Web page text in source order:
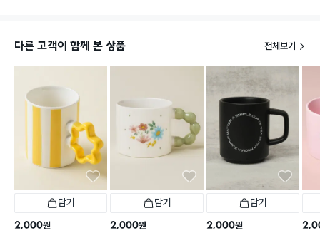
다른 고객이 함께 본 상품 전체보기
담기
2,000원
담기
2,000원
담기
2,000원